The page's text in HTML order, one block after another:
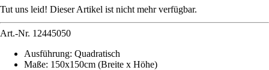
Tut uns leid! Dieser Artikel ist nicht mehr verfügbar.
Art.-Nr. 12445050
Ausführung: Quadratisch
Maße: 150x150cm (Breite x Höhe)